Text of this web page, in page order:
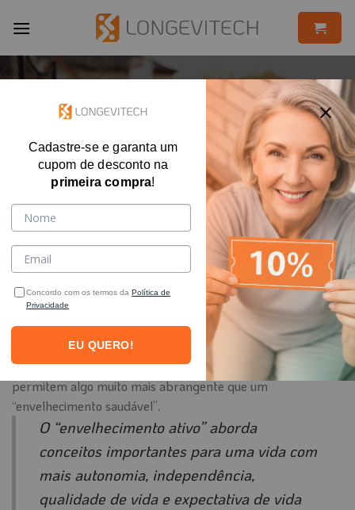
Envelhecimento ativo é muito mais que
envelhecer saudável
O termo adotado pela Organização Mundial da Saúde, desde
o final dos anos 90, busca a reflexão e adoção de ações que
permitem algo muito mais abrangente que um
“envelhecimento saudável”.
O “envelhecimento ativo” aborda
conceitos importantes para uma vida com
mais autonomia, independência,
qualidade de vida e expectativa de vida
Cadastre-se e garanta um
cupom de desconto na
primeira compra!
Concordo com os termos da Política de
Privacidade
EU QUERO!